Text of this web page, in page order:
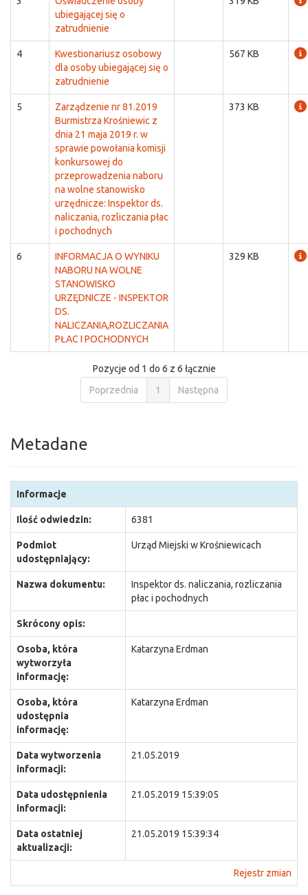
ubiegającej się o
zatrudnienie
4
Kwestionariusz osobowy
dla osoby ubiegającej się o
zatrudnienie
567 KB
5
Zarządzenie nr 81.2019
Burmistrza Krośniewic z
dnia 21 maja 2019 r. w
sprawie powołania komisji
konkursowej do
przeprowadzenia naboru
na wolne stanowisko
urzędnicze: Inspektor ds.
naliczania, rozliczania płac
i pochodnych
373 KB
6
INFORMACJA O WYNIKU
NABORU NA WOLNE
STANOWISKO
URZĘDNICZE - INSPEKTOR
DS.
NALICZANIA,ROZLICZANIA
PŁAC I POCHODNYCH
329 KB
Pozycje od 1 do 6 z 6 łącznie
Poprzednia
1 Następna
Metadane
Informacje
Ilość odwiedzin: 6381
Podmiot
udostępniający:
Urząd Miejski w Krośniewicach
Nazwa dokumentu:
Inspektor ds. naliczania, rozliczania
płac i pochodnych
Skrócony opis:
Osoba, która
wytworzyła
informację:
Katarzyna Erdman
Osoba, która
udostępnia
informację:
Katarzyna Erdman
Data wytworzenia
informacji:
21.05.2019
Data udostępnienia
informacji:
21.05.2019 15:39:05
Data ostatniej
aktualizacji:
21.05.2019 15:39:34
Rejestr zmian